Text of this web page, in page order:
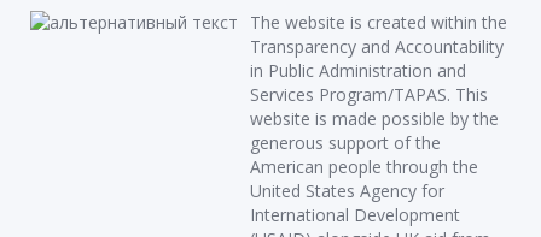
The website is created within the
Transparency and Accountability
in Public Administration and
Services Program/TAPAS. This
website is made possible by the
generous support of the
American people through the
United States Agency for
International Development